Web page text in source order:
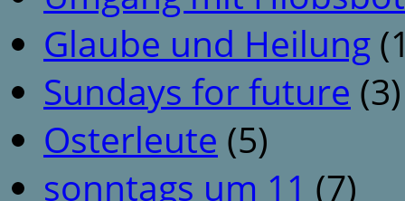
Glaube und Heilung
Sundays for future (3)
Osterleute (5)
sonntags um 11 (7)